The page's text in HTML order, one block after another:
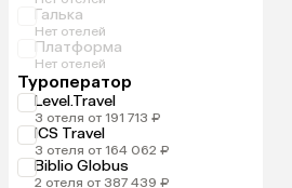
Галька
Нет отелей
Платформа
Нет отелей
Туроператор
Level.Travel
3 отеля от 191 713 ₽
ICS Travel
3 отеля от 164 062 ₽
Biblio Globus
2 отеля от 387 439 ₽